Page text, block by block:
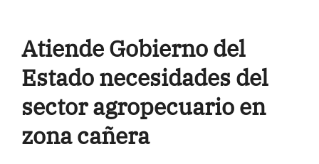
Atiende Gobierno del
Estado necesidades del
sector agropecuario en
zona cañera